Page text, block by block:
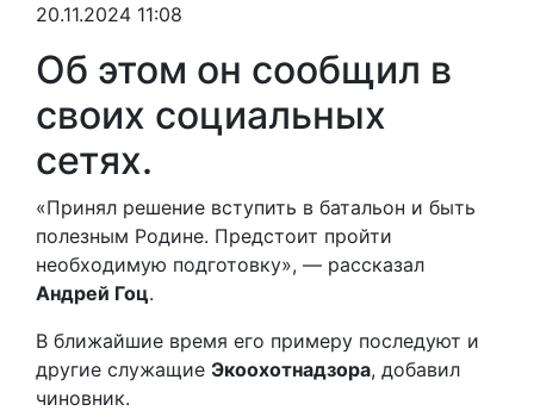
20.11.2024 11:08
Об этом он сообщил в
своих социальных
сетях.
«Принял решение вступить в батальон и быть
полезным Родине. Предстоит пройти
необходимую подготовку», — рассказал
Андрей Гоц.
В ближайшие время его примеру последуют и
другие служащие Экоохотнадзора, добавил
чиновник.